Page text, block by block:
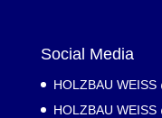
Social Media
HOLZBAU WEISS
HOLZBAU WEISS